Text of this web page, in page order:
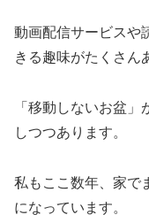
動画配信サービスや
きる趣味がたくさん
「移動しないお盆
しつつあります。
私もここ数年、家で
になっています。